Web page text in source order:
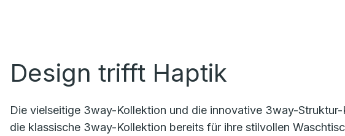
Design trifft Haptik
Die vielseitige 3way-Kollektion und die innovative 3way-Struktur-
die klassische 3way-Kollektion bereits für ihre stilvollen